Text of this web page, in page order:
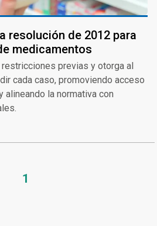
resolución de 2012 para
medicamentos
restricciones previas y otorga al
cada caso, promoviendo acceso
alineando la normativa con
1